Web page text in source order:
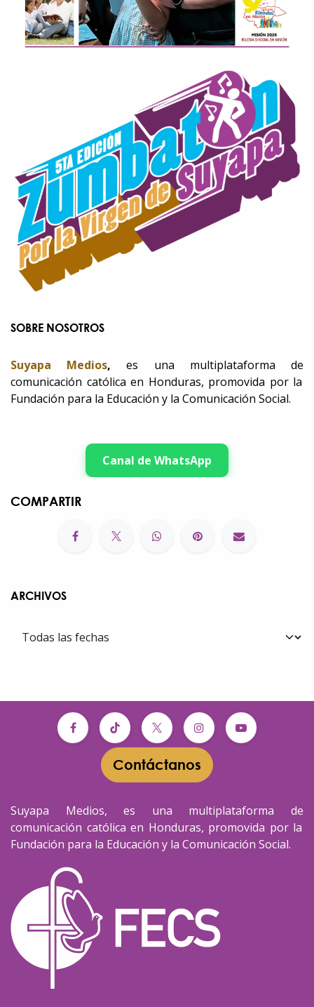
SOBRE NOSOTROS
Suyapa Medios, es una multiplataforma de
comunicación católica en Honduras, promovida por la
Fundación para la Educación y la Comunicación Social.
Canal de WhatsApp
COMPARTIR
ARCHIVOS
Contáctanos​​
Suyapa Medios, es una multiplataforma de
comunicación católica en Honduras, promovida por la
Fundación para la Educación y la Comunicación Social.